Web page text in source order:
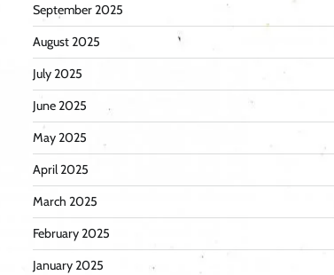
September 2025
August 2025
July 2025
June 2025
May 2025
April 2025
March 2025
February 2025
January 2025